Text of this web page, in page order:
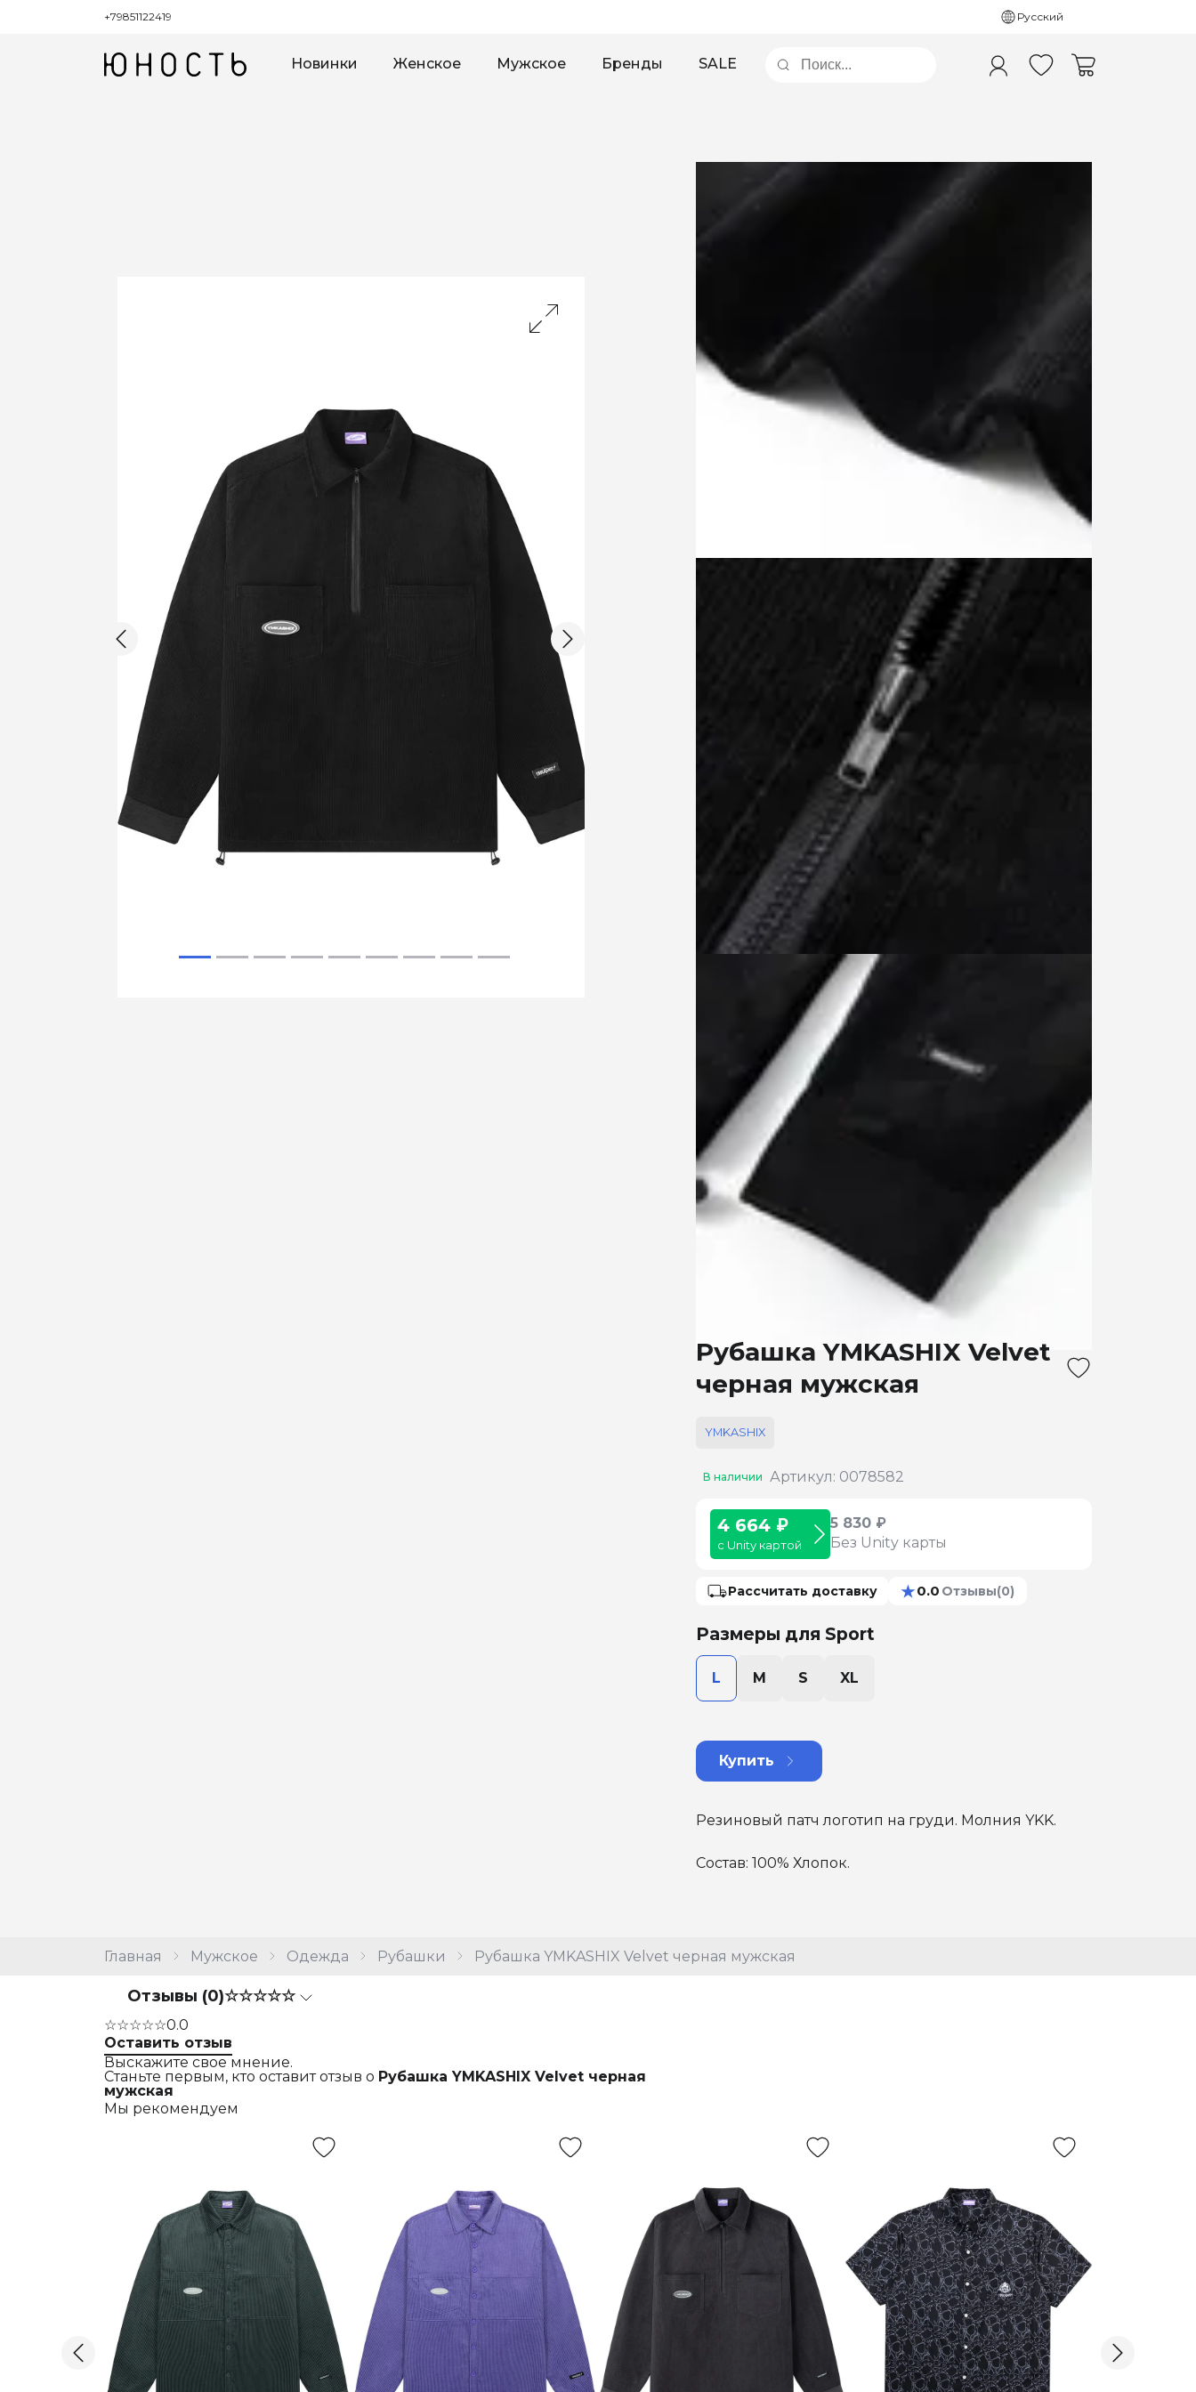
+79851122419 Русский
Новинки Женское Мужское Бренды SALE
Главная Мужское Одежда Рубашки Рубашка YMKASHIX Velvet черная мужская
Рубашка YMKASHIX Velvet
черная мужская
YMKASHIX
В наличии Артикул: 0078582
4 664 ₽
с Unity картой
5 830 ₽
Без Unity карты
Рассчитать доставку ★0.0 Отзывы(0)
Размеры для Sport
L M S XL
Купить
Резиновый патч логотип на груди. Молния YKK.
Состав: 100% Хлопок.
Отзывы (0)☆☆☆☆☆
☆☆☆☆☆0.0
Оставить отзыв
Выскажите свое мнение.
Станьте первым, кто оставит отзыв о Рубашка YMKASHIX Velvet черная
мужская
Мы рекомендуем